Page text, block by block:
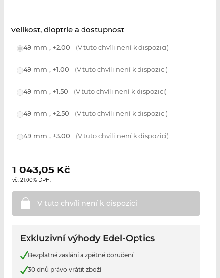
Velikost, dioptrie a dostupnost
49 mm , +2.00 (V tuto chvíli není k dispozici)
49 mm , +1.00 (V tuto chvíli není k dispozici)
49 mm , +1.50 (V tuto chvíli není k dispozici)
49 mm , +2.50 (V tuto chvíli není k dispozici)
49 mm , +3.00 (V tuto chvíli není k dispozici)
1 043,05Kč
vč. 21.00% DPH.
V tuto chvíli není k dispozici
Exkluzivní výhody Edel-Optics
Bezplatné zaslání a zpětné doručení
30 dnů právo vrátit zboží